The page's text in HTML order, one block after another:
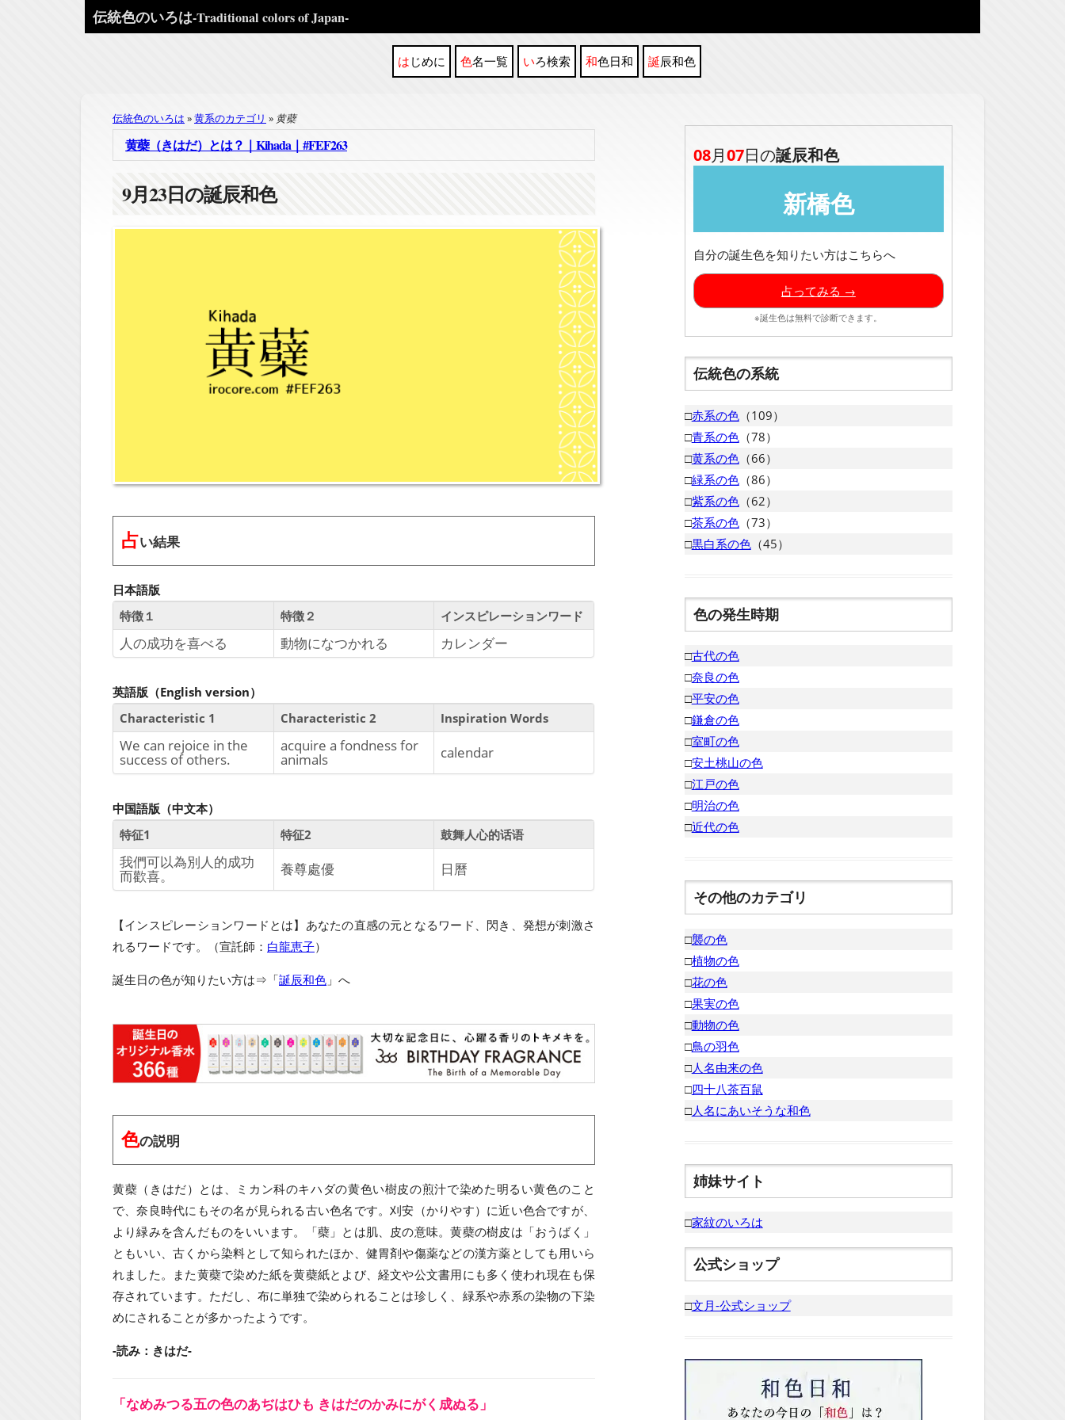
伝統色のいろは-Traditional colors of Japan-
はじめに 色名一覧 いろ検索 和色日和 誕辰和色
伝統色のいろは 黄系のカテゴリ 黄蘗
黄蘗（きはだ）とは？｜Kihada｜#FEF263
9月23日の誕辰和色
占い結果
日本語版
特徴１
特徴２ インスピレーションワード
人の成功を喜べる 動物になつかれる カレンダー
英語版（English version）
Characteristic 1
Characteristic 2 Inspiration Words
We can rejoice in the
success of others.
acquire a fondness for
animals calendar
中国語版（中文本）
特征1
特征2 鼓舞人心的话语
我們可以為別人的成功
而歡喜。 養尊處優 日曆
【インスピレーションワードとは】あなたの直感の元となるワード、閃き、発想が刺激さ
れるワードです。（宣託師： 白龍恵子）
誕生日の色が知りたい方は⇒「誕辰和色 」へ
色の説明
黄蘗（きはだ）とは、ミカン科のキハダの黄色い樹皮の煎汁で染めた明るい黄色のこと
で、奈良時代にもその名が見られる古い色名です。刈安（かりやす）に近い色合ですが、
より緑みを含んだものをいいます。「蘗」とは肌、皮の意味。黄蘗の樹皮は「おうばく」
ともいい、古くから染料として知られたほか、健胃剤や傷薬などの漢方薬としても用いら
れました。また黄蘗で染めた紙を黄蘗紙とよび、経文や公文書用にも多く使われ現在も保
存されています。ただし、布に単独で染められることは珍しく、緑系や赤系の染物の下染
めにされることが多かったようです。
-読み：きはだ-
「なめみつる五の色のあぢはひも きはだのかみにがく成ぬる」
08月07日の誕辰和色
新橋色
自分の誕生色を知りたい方はこちらへ
占ってみる →
※誕生色は無料で診断できます。
伝統色の系統
□赤系の色（109）
□青系の色（78）
□黄系の色（66）
□緑系の色（86）
□紫系の色（62）
□茶系の色（73）
□黒白系の色（45）
色の発生時期
□古代の色
□奈良の色
□平安の色
□鎌倉の色
□室町の色
□安土桃山の色
□江戸の色
□明治の色
□近代の色
その他のカテゴリ
□襲の色
□植物の色
□花の色
□果実の色
□動物の色
□鳥の羽色
□人名由来の色
□四十八茶百鼠
□人名にあいそうな和色
姉妹サイト
□家紋のいろは
公式ショップ
□文月-公式ショップ